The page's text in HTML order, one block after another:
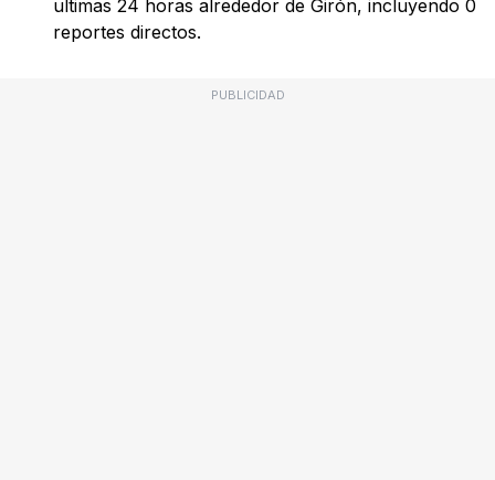
ultimas 24 horas alrededor de Girón, incluyendo 0
reportes directos.
PUBLICIDAD